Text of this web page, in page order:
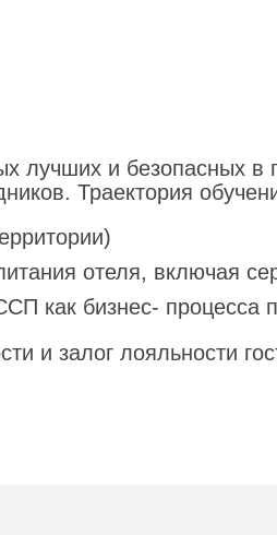
лучших и безопасных в
Траектория
отеля, включая
как бизнес- процесса
и залог лояльности